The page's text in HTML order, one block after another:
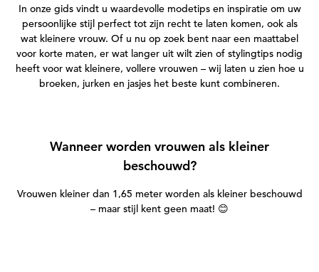
In onze gids vindt u waardevolle modetips en inspiratie om uw
persoonlijke stijl perfect tot zijn recht te laten komen, ook als
wat kleinere vrouw. Of u nu op zoek bent naar een maattabel
voor korte maten, er wat langer uit wilt zien of stylingtips nodig
heeft voor wat kleinere, vollere vrouwen – wij laten u zien hoe u
broeken, jurken en jasjes het beste kunt combineren.
Wanneer worden vrouwen als kleiner
beschouwd?
Vrouwen kleiner dan 1,65 meter worden als kleiner beschouwd
– maar stijl kent geen maat! 😊